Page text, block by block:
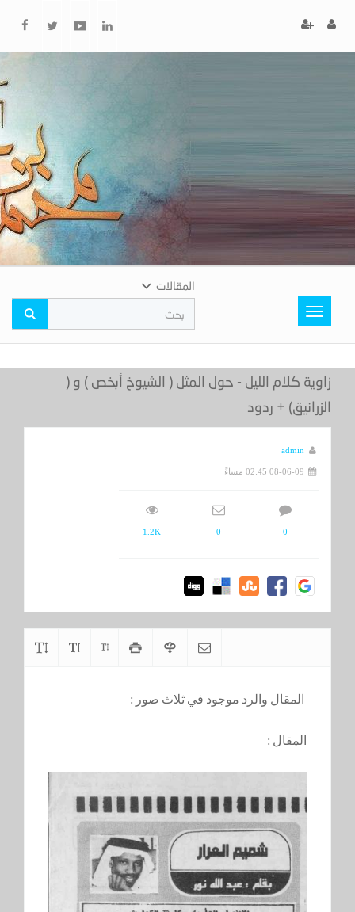
Toggle
navigation
المقالات
زاوية كلام الليل - حول المثل ( الشيوخ أبخص ) و (
الزرانيق) + ردود
admin
08-06-09 02:45 مساءً
0
0
1.2K
المقال والرد موجود في ثلاث صور :
المقال :